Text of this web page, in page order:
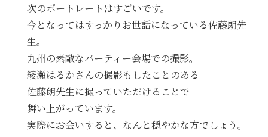
次のポートレートはすごいです。
今となってはすっかりお世話になっている佐藤朗先
生。
九州の素敵なパーティー会場での撮影。
綾瀬はるかさんの撮影もしたことのある
佐藤朗先生に撮っていただけることで
舞い上がっています。
実際にお会いすると、なんと穏やかな方でしょう。